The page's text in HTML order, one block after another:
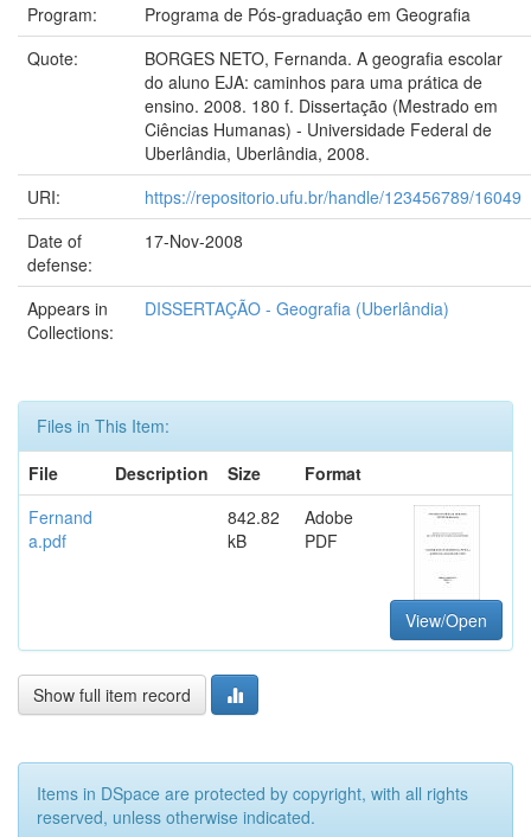
Program:
Programa de Pós-graduação em Geografia
Quote:
BORGES NETO, Fernanda. A geografia escolar
do aluno EJA: caminhos para uma prática de
ensino. 2008. 180 f. Dissertação (Mestrado em
Ciências Humanas) - Universidade Federal de
Uberlândia, Uberlândia, 2008.
URI:
https://repositorio.ufu.br/handle/123456789/16049
Date of
defense:
17-Nov-2008
Appears in
Collections:
DISSERTAÇÃO - Geografia (Uberlândia)
Files in This Item:
File
Description Size
Format
Fernand
a.pdf
842.82
kB
Adobe
PDF
View/Open
Show full item record
Items in DSpace are protected by copyright, with all rights
reserved, unless otherwise indicated.